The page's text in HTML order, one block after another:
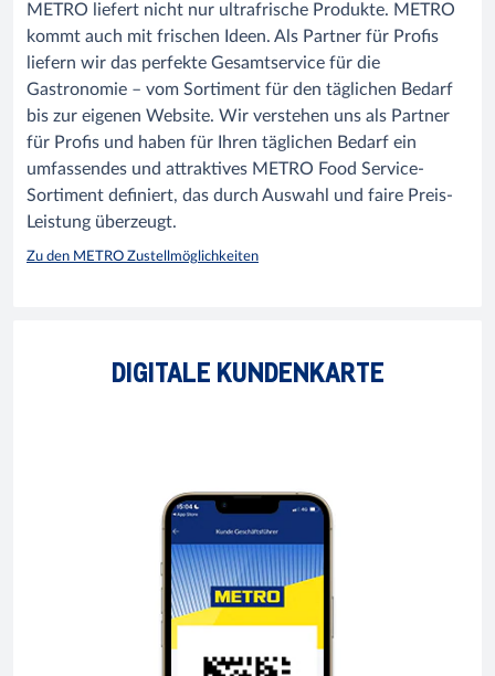
METRO liefert nicht nur ultrafrische Produkte. METRO
kommt auch mit frischen Ideen. Als Partner für Profis
liefern wir das perfekte Gesamtservice für die
Gastronomie – vom Sortiment für den täglichen Bedarf
bis zur eigenen Website. Wir verstehen uns als Partner
für Profis und haben für Ihren täglichen Bedarf ein
umfassendes und attraktives METRO Food Service-
Sortiment definiert, das durch Auswahl und faire Preis-
Leistung überzeugt.
Zu den METRO Zustellmöglichkeiten
DIGITALE KUNDENKARTE